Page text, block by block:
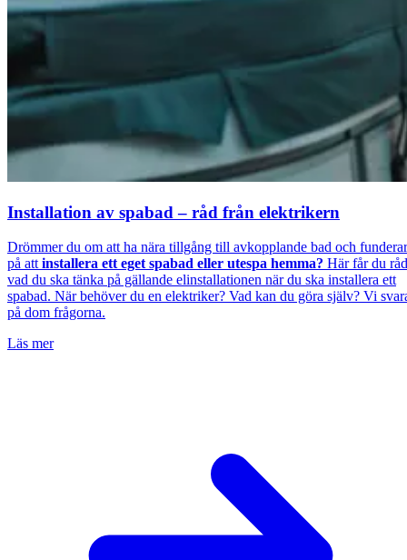
Installation av spabad – råd från elektrikern
Drömmer du om att ha nära tillgång till avkopplande bad och funderar
på attinstallera ett eget spabad eller utespa hemma? Här får du råd
vad du ska tänka på gällande elinstallationen när du ska installera ett
spabad. När behöver du en elektriker? Vad kan du göra själv? Vi
på dom frågorna.
Läs mer